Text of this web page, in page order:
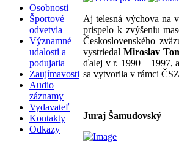
Osobnosti
Športové
odvetvia
Významné
udalosti a
podujatia
Zaujímavosti
Audio
záznamy
Vydavateľ
Kontakty
Odkazy
Aj telesná výchova na
prispelo k zvýšeniu
Československého
vystriedal Miroslav
ďalej v r. 1990 – 1997,
sa vytvorila v rámci
Juraj Šamudovský